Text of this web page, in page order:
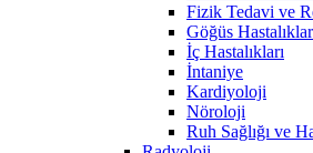
Fizik Tedavi ve
Göğüs
İç Hastalıkları
İntaniye
Kardiyoloji
Nöroloji
Ruh Sağlığı ve